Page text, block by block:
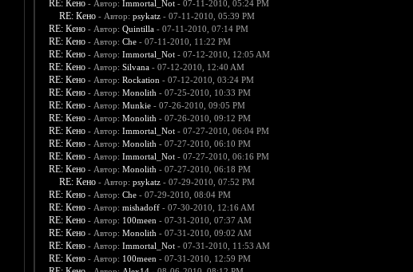
RE: Кено - Автор: Immortal_Not- 07-11-2010, 05:24 PM
RE: Кено - Автор: psykatz- 07-11-2010, 05:39 PM
RE: Кено - Автор: Quintilla- 07-11-2010, 07:14 PM
RE: Кено - Автор: Che- 07-11-2010, 11:22 PM
RE: Кено - Автор: Immortal_Not- 07-12-2010, 12:05 AM
RE: Кено - Автор: Silvana- 07-12-2010, 12:40 AM
RE: Кено - Автор: Rockation - 07-12-2010, 03:24 PM
RE: Кено - Автор: Monolith - 07-25-2010, 10:33 PM
RE: Кено - Автор: Munkie- 07-26-2010, 09:05 PM
RE: Кено - Автор: Monolith - 07-26-2010, 09:12 PM
RE: Кено - Автор: Immortal_Not- 07-27-2010, 06:04 PM
RE: Кено - Автор: Monolith - 07-27-2010, 06:10 PM
RE: Кено - Автор: Immortal_Not- 07-27-2010, 06:16 PM
RE: Кено - Автор: Monolith - 07-27-2010, 06:18 PM
RE: Кено - Автор: psykatz- 07-29-2010, 07:52 PM
RE: Кено - Автор: Che- 07-29-2010, 08:04 PM
RE: Кено - Автор: mishadoff- 07-30-2010, 12:16 AM
RE: Кено - Автор: 100meen - 07-31-2010, 07:37 AM
RE: Кено - Автор: Monolith - 07-31-2010, 09:02 AM
RE: Кено - Автор: Immortal_Not- 07-31-2010, 11:53 AM
RE: Кено - Автор: 100meen - 07-31-2010, 12:59 PM